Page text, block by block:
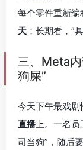
每个零件重新编
天 ；长期看，”
三、Meta
狗屎”
今天下午最戏
直播上。一名员
司当狗”，随后